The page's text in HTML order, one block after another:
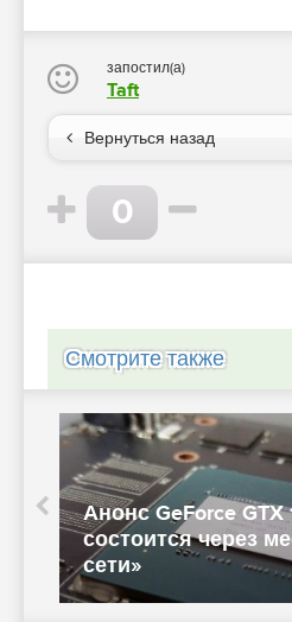
запостил(а)
Taft
Вернуться назад
0
Смотрите также
Анонс GeForce GTX
состоится через
сети»